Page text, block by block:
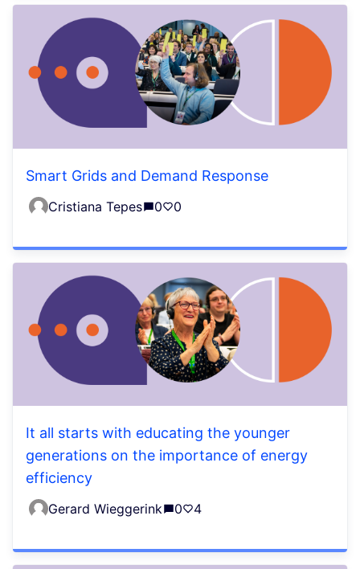
Smart Grids and Demand Response
Cristiana Tepes 0 0
It all starts with educating the younger
generations on the importance of energy
efficiency
Gerard Wieggerink 0 4